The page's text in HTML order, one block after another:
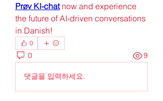
Prøv KI-chat now and experience
the future of AI-driven conversations
in Danish!
0
0 9
댓글을 입력하세요.